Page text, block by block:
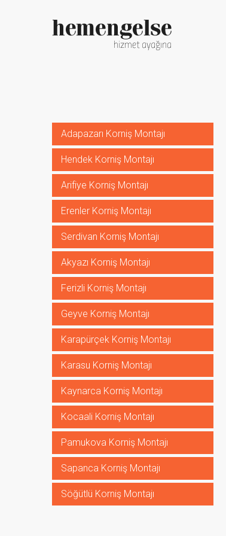
Adapazarı Korniş Montajı
Hendek Korniş Montajı
Arifiye Korniş Montajı
Erenler Korniş Montajı
Serdivan Korniş Montajı
Akyazı Korniş Montajı
Ferizli Korniş Montajı
Geyve Korniş Montajı
Karapürçek Korniş Montajı
Karasu Korniş Montajı
Kaynarca Korniş Montajı
Kocaali Korniş Montajı
Pamukova Korniş Montajı
Sapanca Korniş Montajı
Söğütlü Korniş Montajı